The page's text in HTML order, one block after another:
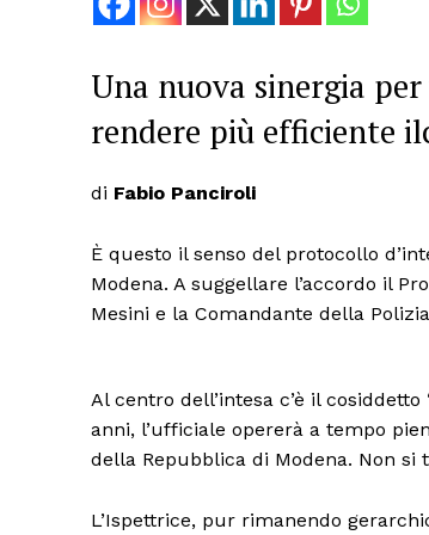
Una nuova sinergia
rendere più efficiente
di Fabio Panciroli
È questo il senso del protocollo
Modena. A suggellare l’accordo il
Mesini e la Comandante della
Al centro dell’intesa c’è il
anni, l’ufficiale opererà a tempo
della Repubblica di Modena. Non
L’Ispettrice, pur rimanendo